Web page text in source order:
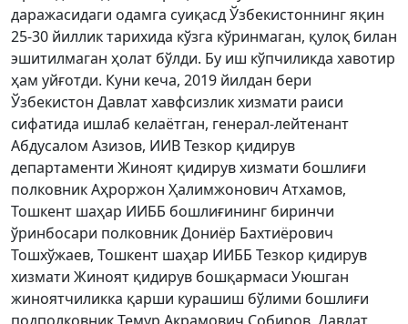
даражасидаги одамга суиқасд Ўзбекистоннинг яқин
25-30 йиллик тарихида кўзга кўринмаган, қулоқ билан
эшитилмаган ҳолат бўлди. Бу иш кўпчиликда хавотир
ҳам уйғотди. Куни кеча, 2019 йилдан бери
Ўзбекистон Давлат хавфсизлик хизмати раиси
сифатида ишлаб келаётган, генерал-лейтенант
Абдусалом Азизов, ИИВ Тезкор қидирув
департаменти Жиноят қидирув хизмати бошлиғи
полковник Аҳроржон Ҳалимжонович Атхамов,
Тошкент шаҳар ИИББ бошлиғининг биринчи
ўринбосари полковник Дониёр Бахтиёрович
Тошхўжаев, Тошкент шаҳар ИИББ Тезкор қидирув
хизмати Жиноят қидирув бошқармаси Уюшган
жиноятчиликка қарши курашиш бўлими бошлиғи